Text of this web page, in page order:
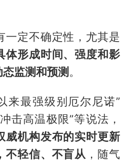
一定不确定性，尤其是
体形成时间、强度和影
监测和预测 。
来最强级别厄尔尼诺”
击高温极限”等说法，
威机构发布的实时更新
不轻信、不盲从 ，随气